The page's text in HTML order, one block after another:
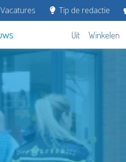
Vacatures Tip de redactie
Uit Winkelen